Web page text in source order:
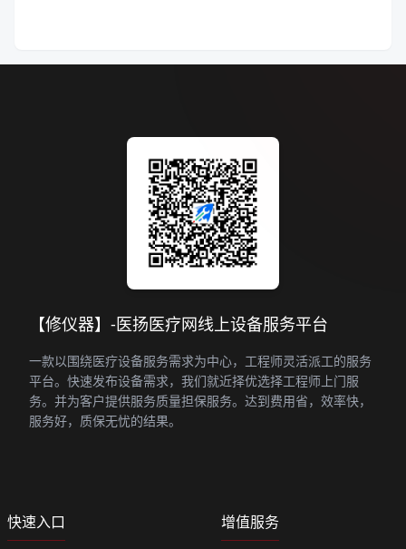
【修仪器】-医扬医疗网线上设备服务平台
一款以围绕医疗设备服务需求为中心，工程师灵活派工的服务
平台。快速发布设备需求，我们就近择优选择工程师上门服
务。并为客户提供服务质量担保服务。达到费用省，效率快，
服务好，质保无忧的结果。
快速入口 增值服务